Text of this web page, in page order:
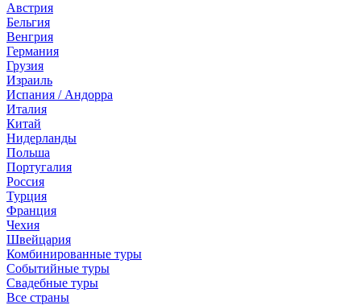
Австрия
Бельгия
Венгрия
Германия
Грузия
Израиль
Испания / Андорра
Италия
Китай
Нидерланды
Польша
Португалия
Россия
Турция
Франция
Чехия
Швейцария
Комбинированные туры
Событийные туры
Свадебные туры
Все страны